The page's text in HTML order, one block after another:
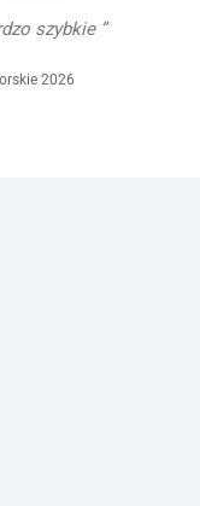
szybkie
2026